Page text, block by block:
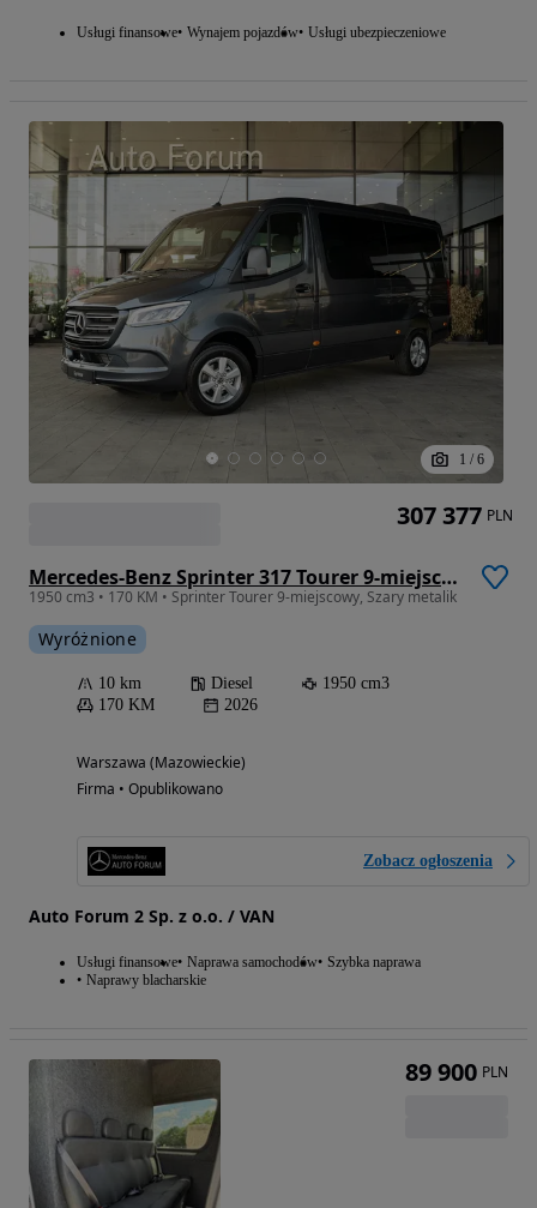
Usługi finansowe Wynajem pojazdów Usługi ubezpieczeniowe
1 / 6
Mercedes-Benz Sprinter 317 Tourer 9-miejsc, Metalik
1950 cm3 • 170 KM • Sprinter Tourer 9-miejscowy, Szary metalik
Wyróżnione
10 km Diesel
1950 cm3
170 KM
2026
Warszawa (Mazowieckie)
Firma • Opublikowano
Zobacz ogłoszenia
Auto Forum 2 Sp. z o.o. / VAN
Usługi finansowe Naprawa samochodów Szybka naprawa
Naprawy blacharskie
307 377 PLN
89 900 PLN